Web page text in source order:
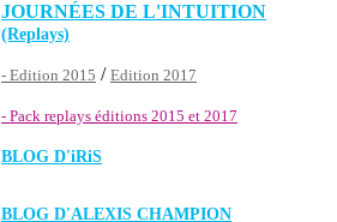
JOURNÉES DE L'INTUITION
(Replays)
- Edition 2015 / Edition 2017
- Pack replays éditions 2015 et 2017
BLOG D'iRiS
BLOG D'ALEXIS CHAMPION